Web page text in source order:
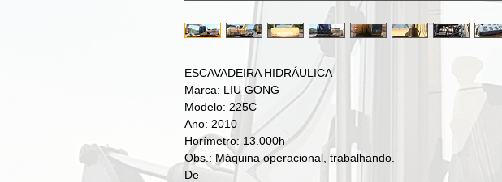
ESCAVADEIRA HIDRÁULICA
Marca: LIU GONG
Modelo: 225C
Ano: 2010
Horímetro: 13.000h
Obs.: Máquina operacional, trabalhando.
De